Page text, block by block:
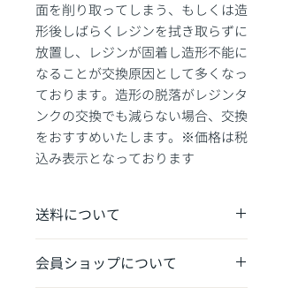
面を削り取ってしまう、もしくは造
形後しばらくレジンを拭き取らずに
放置し、レジンが固着し造形不能に
なることが交換原因として多くなっ
ております。造形の脱落がレジンタ
ンクの交換でも減らない場合、交換
をおすすめいたします。※価格は税
込み表示となっております
送料について
​本体は別途送料あり​
会員ショップについて